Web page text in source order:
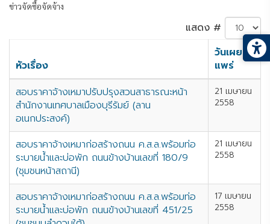
ข่าวจัดซื้อจัดจ้าง
แสดง #
หัวเรื่อง
วันเผย
แพร่
สอบราคาจ้างเหมาปรับปรุงสวนสาธารณะหน้า
สำนักงานเทศบาลเมืองบุรีรัมย์ (ลาน
อเนกประสงค์)
21 เมษายน
2558
สอบราคาจ้างเหมาก่อสร้างถนน ค.ส.ล.พร้อมท่อ
ระบายน้ำและบ่อพัก ถนนข้างบ้านเลขที่ 180/9
(ชุมชนหน้าสถานี)
21 เมษายน
2558
สอบราคาจ้างเหมาก่อสร้างถนน ค.ส.ล.พร้อมท่อ
ระบายน้ำและบ่อพัก ถนนข้างบ้านเลขที่ 451/25
17 เมษายน
2558